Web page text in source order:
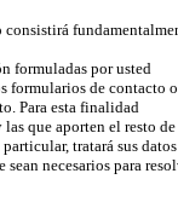
por usted
de contacto o
Para esta finalidad
que aporten el resto de
tratará sus datos
necesarios para